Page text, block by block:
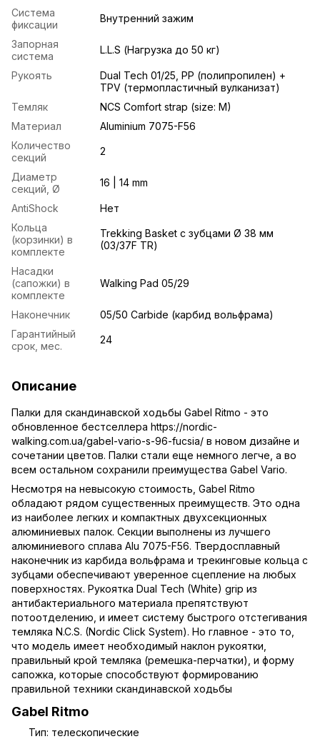
Система
фиксации
Внутренний зажим
Запорная
система
L.L.S (Нагрузка до 50 кг)
Рукоять
Dual Tech 01/25, PP (полипропилен) +
TPV (термопластичный вулканизат)
Темляк
NCS Comfort strap (size: M)
Материал
Aluminium 7075-F56
Количество
секций
2
Диаметр
секций, Ø
16 | 14 mm
AntiShock
Нет
Кольца
(корзинки) в
комплекте
Trekking Basket с зубцами Ø 38 мм
(03/37F TR)
Насадки
(сапожки) в
комплекте
Walking Pad 05/29
Наконечник
05/50 Carbide (карбид вольфрама)
Гарантийный
срок, мес.
24
Описание
Палки для скандинавской ходьбы Gabel Ritmo - это
обновленное бестселлера https://nordic-
walking.com.ua/gabel-vario-s-96-fucsia/ в новом дизайне и
сочетании цветов. Палки стали еще немного легче, а во
всем остальном сохранили преимущества Gabel Vario.
Несмотря на невысокую стоимость, Gabel Ritmo
обладают рядом существенных преимуществ. Это одна
из наиболее легких и компактных двухсекционных
алюминиевых палок. Секции выполнены из лучшего
алюминиевого сплава Alu 7075-F56. Твердосплавный
наконечник из карбида вольфрама и трекинговые кольца с
зубцами обеспечивают уверенное сцепление на любых
поверхностях. Рукоятка Dual Tech (White) grip из
антибактериального материала препятствуют
потоотделению, и имеет систему быстрого отстегивания
темляка N.C.S. (Nordic Click System). Но главное - это то,
что модель имеет необходимый наклон рукоятки,
правильный крой темляка (ремешка-перчатки), и форму
сапожка, которые способствуют формированию
правильной техники скандинавской ходьбы
Gabel Ritmo
Тип: телескопические